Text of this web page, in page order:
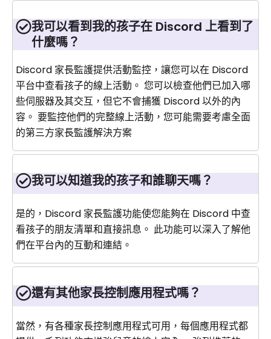
我可以看到我的孩子在 Discord 上看到了
什麼嗎？
Discord 家長監護提供活動監控，讓您可以在 Discord
平台中查看孩子的線上活動。 您可以檢查他們已加入哪
些伺服器及其交互，但它不會捕獲 Discord 以外的內
容。 要監控他們的完整線上活動，您可能需要考慮全面
的第三方家長監護解決方案
我可以知道我的孩子和誰聊天嗎？
是的，Discord 家長監護功能使您能夠在 Discord 中查
看孩子的朋友清單和直接訊息。 此功能可以深入了解他
們在平台內的互動和連結。
還有其他家長控制應用程式嗎？
當然，有各種家長控制應用程式可用，每個應用程式都